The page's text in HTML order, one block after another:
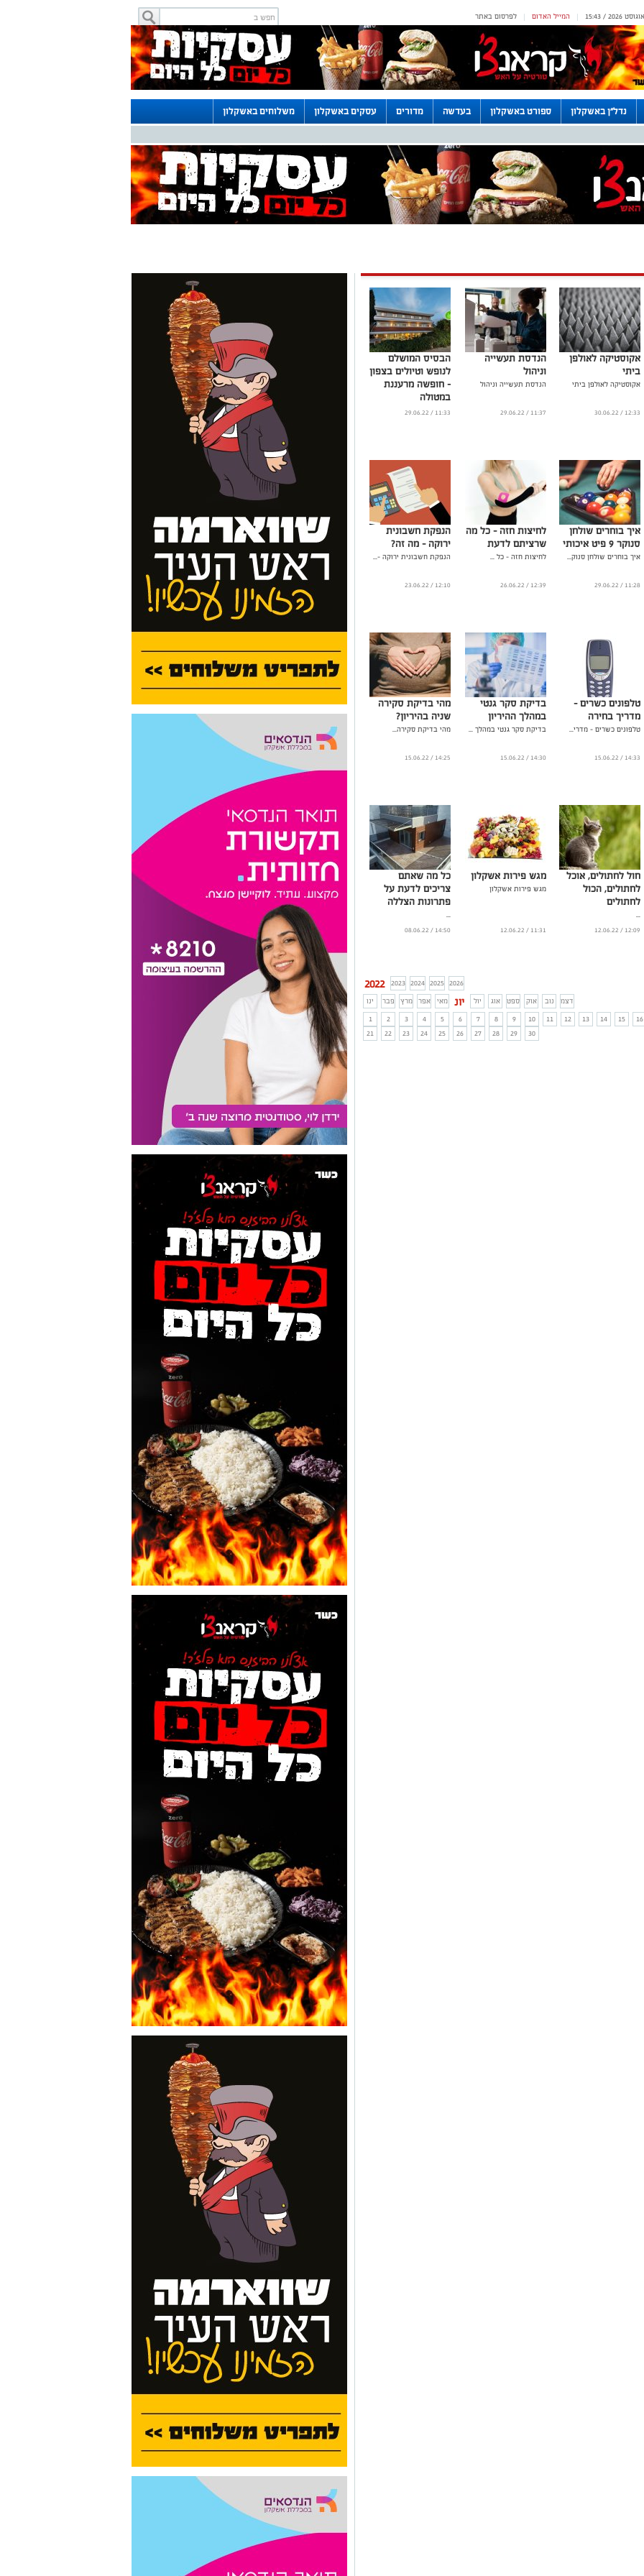
לפרסום באתר | המייל האדום |
נדל"ן באשקלון ספורט באשקלון בעדשה מדורים עסקים באשקלון משלוחים באשקלון
אקוסטיקה לאולפן
ביתי
אקוסטיקה לאולפן ביתי
12:33 / 30.06.22
הנדסת תעשייה
וניהול
הנדסת תעשייה וניהול
11:37 / 29.06.22
הבסיס המושלם
לנופש וטיולים בצפון
– חופשה מרעננת
במטולה
...
11:33 / 29.06.22
איך בוחרים שולחן
סנוקר 9 פיט איכותי
איך בוחרים שולחן סנוק...
11:28 / 29.06.22
לחיצות חזה - כל מה
שרציתם לדעת
לחיצות חזה - כל ...
12:39 / 26.06.22
הנפקת חשבונית
ירוקה – מה זה?
הנפקת חשבונית ירוקה –...
12:10 / 23.06.22
טלפונים כשרים –
מדריך בחירה
טלפונים כשרים – מדרי...
14:33 / 15.06.22
בדיקת סקר גנטי
במהלך ההיריון
בדיקת סקר גנטי במהלך ...
14:30 / 15.06.22
מהי בדיקת סקירה
שניה בהיריון?
מהי בדיקת סקירה...
14:25 / 15.06.22
חול לחתולים, אוכל
לחתולים, הכול
לחתולים
...
12:09 / 12.06.22
מגש פירות אשקלון
מגש פירות אשקלון
11:31 / 12.06.22
כל מה שאתם
צריכים לדעת על
פתרונות הצללה
...
14:50 / 08.06.22
2022 2023 2024 2025 2026
ינו
פבר מרץ אפר מאי יונ יול אוג ספט אוק נוב
דצמ
1
2 3 4 5 6 7 8 9 10 11 12 13 14 15 16
21
22 23 24 25 26 27 28 29 30